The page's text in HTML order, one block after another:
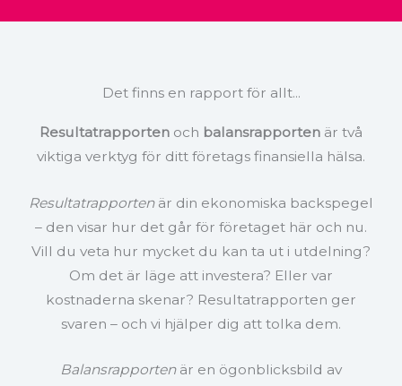
Det finns en rapport för allt...
Resultatrapporten och balansrapporten är två
viktiga verktyg för ditt företags finansiella hälsa.
Resultatrapportenär din ekonomiska backspegel
– den visar hur det går för företaget här och nu.
Vill du veta hur mycket du kan ta ut i utdelning?
Om det är läge att investera? Eller var
kostnaderna skenar? Resultatrapporten ger
svaren – och vi hjälper dig att tolka dem.
Balansrapportenär en ögonblicksbild av